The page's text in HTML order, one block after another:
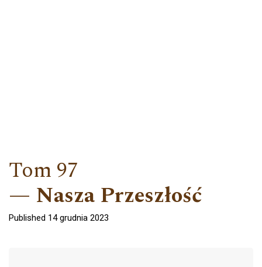
Tom 97
Nasza Przeszłość
Published 14 grudnia 2023